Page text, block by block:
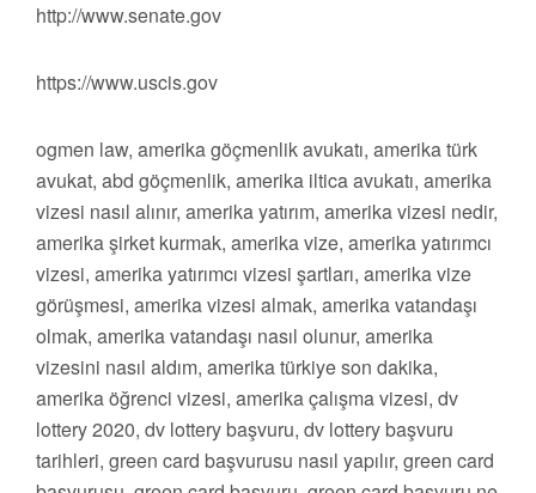
http://www.senate.gov
https://www.uscis.gov
ogmen law, amerika göçmenlik avukatı, amerika türk
avukat, abd göçmenlik, amerika iltica avukatı, amerika
vizesi nasıl alınır, amerika yatırım, amerika vizesi nedir,
amerika şirket kurmak, amerika vize, amerika yatırımcı
vizesi, amerika yatırımcı vizesi şartları, amerika vize
görüşmesi, amerika vizesi almak, amerika vatandaşı
olmak, amerika vatandaşı nasıl olunur, amerika
vizesini nasıl aldım, amerika türkiye son dakika,
amerika öğrenci vizesi, amerika çalışma vizesi, dv
lottery 2020, dv lottery başvuru, dv lottery başvuru
tarihleri, green card başvurusu nasıl yapılır, green card